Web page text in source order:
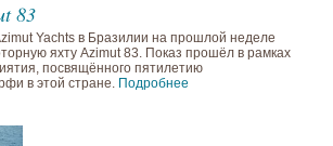
83
Yachts в Бразилии на прошлой неделе
яхту Azimut 83. Показ прошёл в рамках
посвящённого пятилетию
в этой стране. Подробнее